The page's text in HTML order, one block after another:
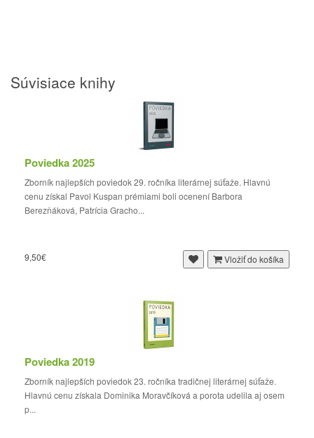
Súvisiace knihy
Poviedka 2025
Zborník najlepších poviedok 29. ročníka literárnej súťaže. Hlavnú
cenu získal Pavol Kuspan prémiami boli ocenení Barbora
Berezňáková, Patrícia Gracho...
9,50€ Vložiť do košíka
Poviedka 2019
Zborník najlepších poviedok 23. ročníka tradičnej literárnej súťaže.
Hlavnú cenu získala Dominika Moravčíková a porota udelila aj osem
p...